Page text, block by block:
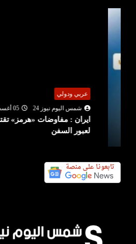
عربي ودولي
شمس اليوم نيوز 24
05 أغسطس 2026
ايران : مفاوضات «هرمز»
لعبور السفن